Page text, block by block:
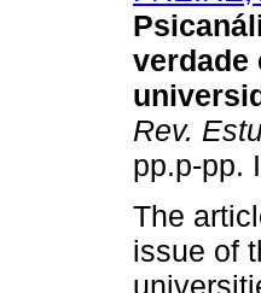
verdade
Rev.
pp.p-pp.
The
issue of